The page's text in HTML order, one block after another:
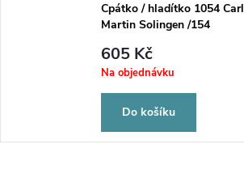
Cpátko / hladítko 1054 Carl
Martin Solingen /154
605 Kč
Na objednávku
Do košíku